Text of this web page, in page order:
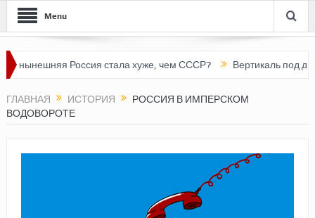
Menu
Россия стала хуже, чем СССР? Вертикаль под давлением
ГЛАВНАЯ ИСТОРИЯ
РОССИЯ В ИМПЕРСКОМ
ВОДОВОРОТЕ